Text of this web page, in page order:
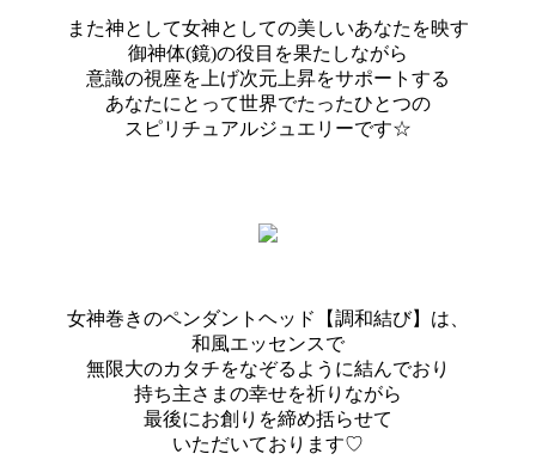
また神として女神としての美しいあなたを映す
御神体(鏡)の役目を果たしながら
意識の視座を上げ次元上昇をサポートする
あなたにとって世界でたったひとつの
スピリチュアルジュエリーです☆
女神巻きのペンダントヘッド【調和結び】は、
和風エッセンスで
無限大のカタチをなぞるように結んでおり
持ち主さまの幸せを祈りながら
最後にお創りを締め括らせて
いただいております♡